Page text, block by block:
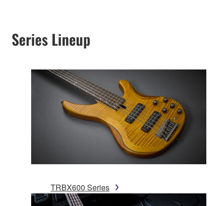
Series Lineup
TRBX600 Series